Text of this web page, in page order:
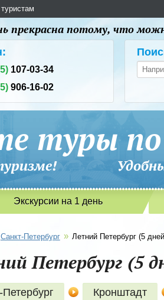
прекрасна потому, что
107-03-34
906-16-02
туры по
туризме!
Экскурсии на 1 день
Санкт-Петербург » Летний Петербург (5
Петербург (5
Кронштадт